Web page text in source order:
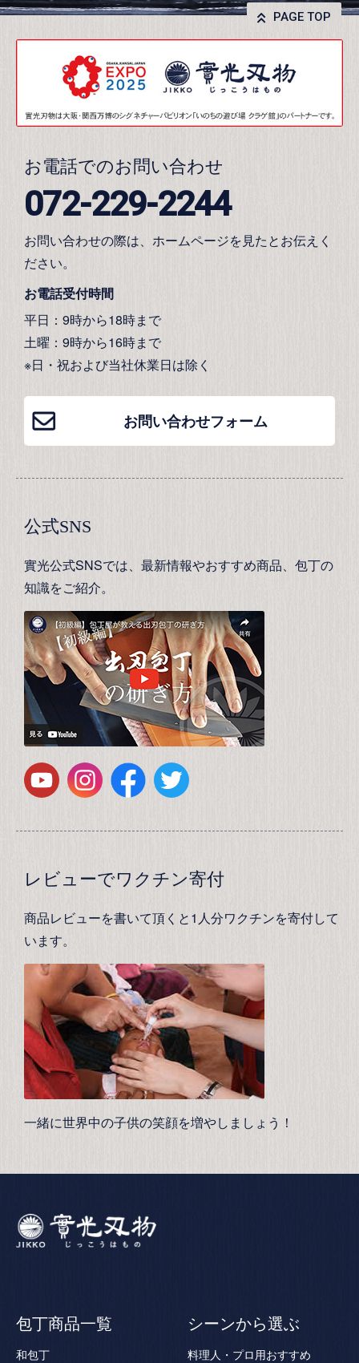
PAGE TOP
お電話でのお問い合わせ
072-229-2244
お問い合わせの際は、ホームページを見たとお伝えく
ださい。
お電話受付時間
平日：9時から18時まで
土曜：9時から16時まで
※日・祝および当社休業日は除く
お問い合わせフォーム
公式SNS
實光公式SNSでは、最新情報やおすすめ商品、包丁の
知識をご紹介。
レビューでワクチン寄付
商品レビューを書いて頂くと1人分ワクチンを寄付して
います。
一緒に世界中の子供の笑顔を増やしましょう！
包丁商品一覧
和包丁
シーンから選ぶ
料理人・プロ用おすすめ